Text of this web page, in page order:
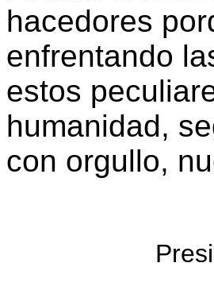
hacedores
enfrentando
estos
humanidad,
con orgullo,